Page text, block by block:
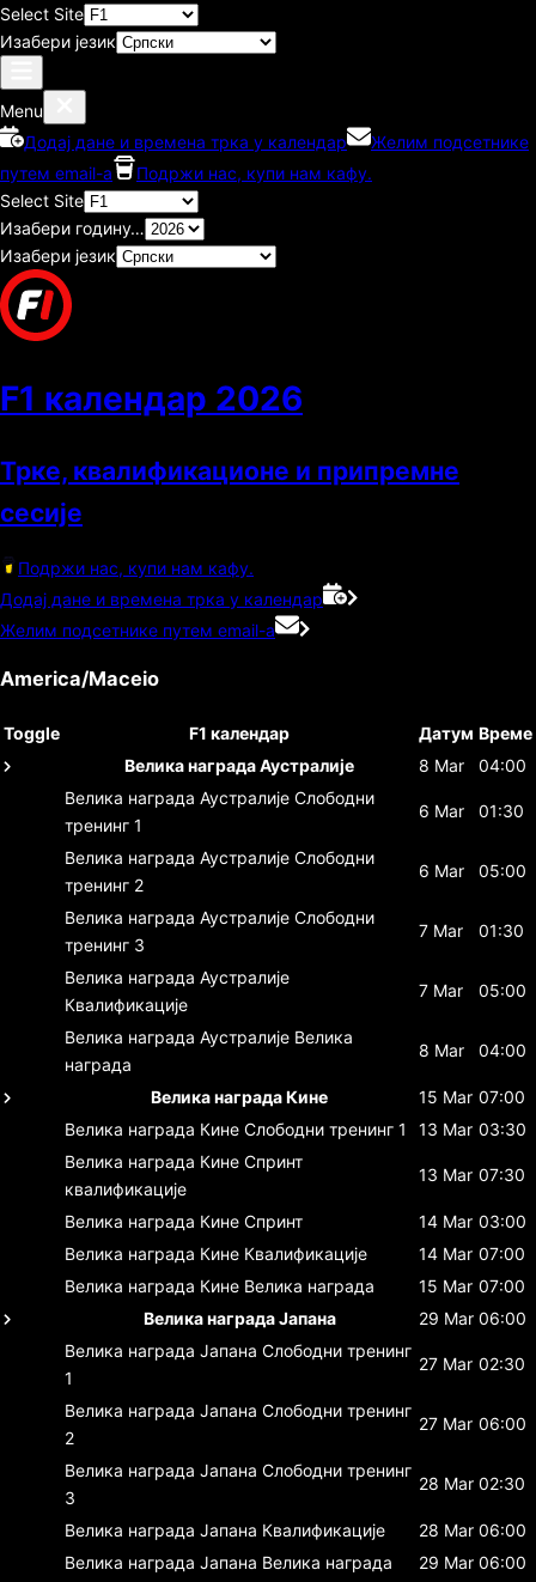
Select Site
Изабери језик
Menu
Додај дане и времена трка у календар
Желим подсетнике
путем email-а
Подржи нас, купи нам кафу.
Select Site
Изабери годину…
Изабери језик
F1 календар 2026
Трке, квалификационе и припремне
сесије
Подржи нас, купи нам кафу.
Додај дане и времена трка у календар
Желим подсетнике путем email-а
America/Maceio
Toggle F1 календар Датум Време
Велика награда Аустралије
8 Mar
04:00
Велика награда Аустралије Слободни
тренинг 1
6 Mar 01:30
Велика награда Аустралије Слободни
тренинг 2
6 Mar 05:00
Велика награда Аустралије Слободни
тренинг 3
7 Mar 01:30
Велика награда Аустралије
Квалификације
7 Mar 05:00
Велика награда Аустралије Велика
награда
8 Mar 04:00
Велика награда Кине 15 Mar 07:00
Велика награда Кине Слободни тренинг 1 13 Mar 03:30
Велика награда Кине Спринт
квалификације
13 Mar 07:30
Велика награда Кине Спринт 14 Mar 03:00
Велика награда Кине Квалификације 14 Mar 07:00
Велика награда Кине Велика награда 15 Mar 07:00
Велика награда Јапана
29 Mar 06:00
Велика награда Јапана Слободни тренинг
1
27 Mar 02:30
Велика награда Јапана Слободни тренинг
2
27 Mar 06:00
Велика награда Јапана Слободни тренинг
3
28 Mar 02:30
Велика награда Јапана Квалификације 28 Mar 06:00
Велика награда Јапана Велика награда 29 Mar 06:00